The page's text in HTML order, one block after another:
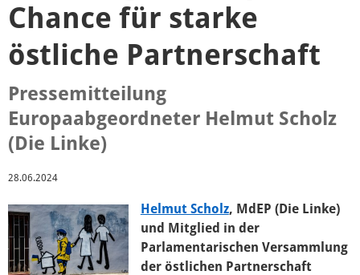
Politik
Positionen
Wahl 2014
ACTA
Chance für starke
östliche Partnerschaft
Pressemitteilung
Europaabgeordneter Helmut Scholz
(Die Linke)
28.06.2024
Helmut Scholz, MdEP (Die Linke)
und Mitglied in der
Parlamentarischen Versammlung
der östlichen Partnerschaft